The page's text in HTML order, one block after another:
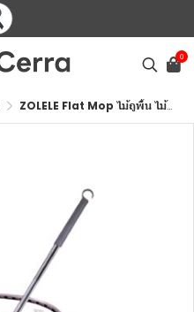
0
ZOLELE Flat Mop ไม้ถูพื้น ไม้ม๊อบพร้อมถังรีดน้ำ